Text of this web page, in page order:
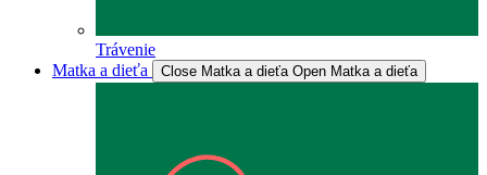
Trávenie
Matka a dieťa
Close Matka a dieťa Open Matka a dieťa